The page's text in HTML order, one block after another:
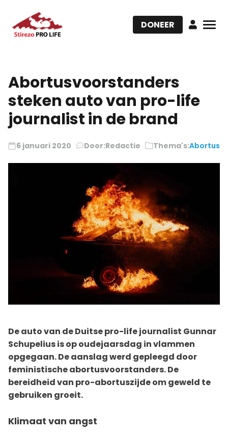
DONEER
Abortusvoorstanders
steken auto van pro-life
journalist in de brand
6 januari 2020 Door:Redactie Thema's:Abortus
De auto van de Duitse pro-life journalist Gunnar
Schupelius is op oudejaarsdag in vlammen
opgegaan. De aanslag werd gepleegd door
feministische abortusvoorstanders. De
bereidheid van pro-abortuszijde om geweld te
gebruiken groeit.
Klimaat van angst